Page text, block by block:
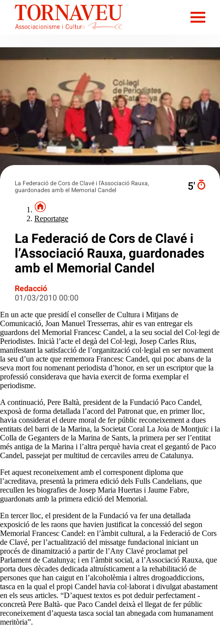
La Federació de Cors de Clavé i l’Associació Rauxa,
guardonades amb el Memorial Candel
5′
Reportatge
La Federació de Cors de Clavé i
l’Associació Rauxa, guardonades
amb el Memorial Candel
Redacció
01/03/2010 00:00
En un acte que presidí el conseller de Cultura i Mitjans de
Comunicació, Joan Manuel Tresserras, ahir es van entregar els
guardons del Memorial Francesc Candel, a la seu social del Col·legi de
Periodistes. Inicià l’acte el degà del Col·legi, Josep Carles Rius,
manifestant la satisfacció de l’organització col·legial en ser novament
la seu d’un acte que rememora Francesc Candel, qui poc abans de la
seva mort fou nomenant periodista d’honor, en ser un escriptor que la
professió considerava que havia exercit de forma exemplar el
periodisme.
A continuació, Pere Baltà, president de la Fundació Paco Candel,
exposà de forma detallada l’acord del Patronat que, en primer lloc,
havia considerat el deure moral de fer públic reconeixement a dues
entitats del barri de la Marina, la Societat Coral La Joia de Montjuïc i la
Colla de Geganters de la Marina de Sants, la primera per ser l’entitat
més antiga de la Marina i l’altra perquè havia creat el gegantó de Paco
Candel, passejat per multitud de cercaviles arreu de Catalunya.
Fet aquest reconeixement amb el corresponent diploma que
l’acreditava, presentà la primera edició dels Fulls Candelians, que
recullen les biografies de Josep Maria Huertas i Jaume Fabre,
guardonats amb la primera edició del Memorial.
En tercer lloc, el president de la Fundació va fer una detallada
exposició de les raons que havien justificat la concessió del segon
Memorial Francesc Candel: en l’àmbit cultural, a la Federació de Cors
de Clavé, per l’actualització del missatge fundacional iniciant un
procés de dinamització a partir de l’Any Clavé proclamat pel
Parlament de Catalunya; i en l’àmbit social, a l’Associació Rauxa, que
porta dues dècades dedicada altruísticament a la rehabilitació de
persones que han caigut en l’alcoholèmia i altres drogoaddiccions,
tasca en la qual el propi Candel havia col·laborat i divulgat abastament
en els seus articles. “D’aquest textos es pot deduir perfectament -
concretà Pere Baltà- que Paco Candel deixà el llegat de fer públic
reconeixement d’aquesta tasca social tan abnegada com humanament
meritòria”.